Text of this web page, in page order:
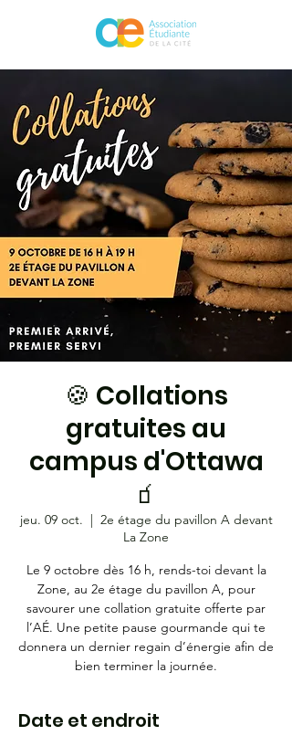
🍪 Collations
gratuites au
campus d'Ottawa
🧃
jeu. 09 oct.
  |
2e étage du pavillon A devant
La Zone
Le 9 octobre dès 16 h, rends-toi devant la
Zone, au 2e étage du pavillon A, pour
savourer une collation gratuite offerte par
l’AÉ. Une petite pause gourmande qui te
donnera un dernier regain d’énergie afin de
bien terminer la journée.
Date et endroit